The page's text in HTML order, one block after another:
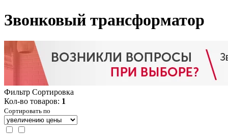
Звонковый трансформатор
Фильтр Сортировка
Кол-во товаров: 1
Сортировать по